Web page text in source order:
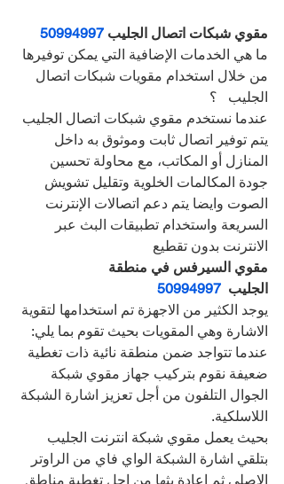
مقوي شبكات اتصال الجليب 50994997
ما هي الخدمات الإضافية التي يمكن توفيرها
من خلال استخدام مقويات شبكات اتصال
الجليب   ؟
عندما نستخدم مقوي شبكات اتصال الجليب
يتم توفير اتصال ثابت وموثوق به داخل
المنازل أو المكاتب، مع محاولة تحسين
جودة المكالمات الخلوية وتقليل تشويش
الصوت وايضا يتم دعم اتصالات الإنترنت
السريعة واستخدام تطبيقات البث عبر
الانترنت بدون تقطيع
مقوي السيرفس في منطقة
الجليب 50994997
يوجد الكثير من الاجهزة تم استخدامها لتقوية
الاشارة وهي المقويات بحيث تقوم بما يلي:
عندما تتواجد ضمن منطقة نائية ذات تغطية
ضعيفة نقوم بتركيب جهاز مقوي شبكة
الجوال التلفون من أجل تعزيز اشارة الشبكة
اللاسلكية.
بحيث يعمل مقوي شبكة انترنت الجليب
بتلقي اشارة الشبكة الواي فاي من الراوتر
الاصلي ثم اعادة بثها من اجل تغطية مناطق